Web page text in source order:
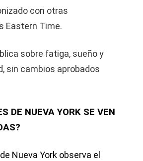
con otras
Eastern Time.
sobre fatiga, sueño y
sin cambios aprobados
DE NUEVA YORK SE VEN
Nueva York observa el